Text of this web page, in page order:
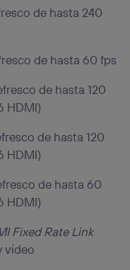
de hasta 240
de hasta 60 fps
de hasta 120
HDMI)
de hasta 120
HDMI)
de hasta 60
HDMI)
Fixed Rate Link
video